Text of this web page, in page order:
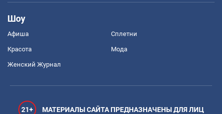
Шоу
Афиша Сплетни
Красота Мода
Женский Журнал
21+
МАТЕРИАЛЫ САЙТА ПРЕДНАЗНАЧЕНЫ ДЛЯ ЛИЦ